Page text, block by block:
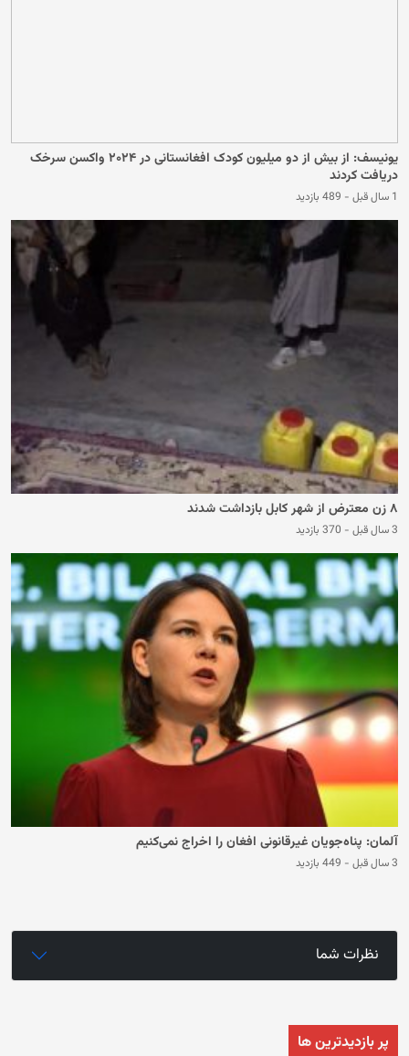
یونیسف: از بیش از دو میلیون کودک افغانستانی در ۲۰۲۴ واکسن سرخک
دریافت کردند
1 سال قبل - 489 بازدید
۸ زن معترض از شهر کابل بازداشت شدند
3 سال قبل - 370 بازدید
آلمان: پناه‌جویان غیرقانونی افغان را اخراج نمی‌کنیم
3 سال قبل - 449 بازدید
نظرات شما
پر بازدیدترین ها